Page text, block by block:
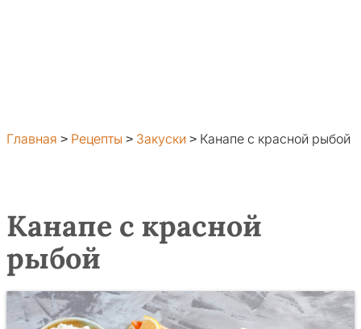
Главная > Рецепты > Закуски > Канапе с красной рыбой
Канапе с красной
рыбой